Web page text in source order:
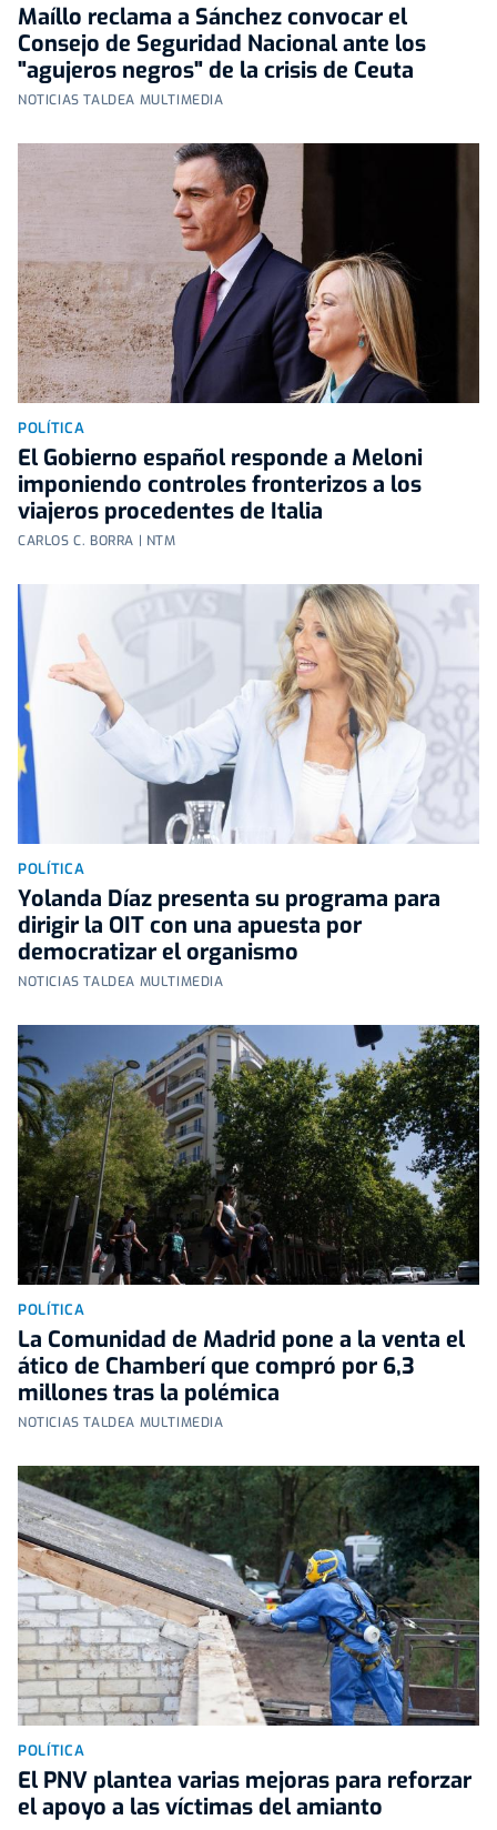
Maíllo reclama a Sánchez convocar el
Consejo de Seguridad Nacional ante los
"agujeros negros" de la crisis de Ceuta
NOTICIAS TALDEA MULTIMEDIA
POLÍTICA
El Gobierno español responde a Meloni
imponiendo controles fronterizos a los
viajeros procedentes de Italia
CARLOS C. BORRA | NTM
POLÍTICA
Yolanda Díaz presenta su programa para
dirigir la OIT con una apuesta por
democratizar el organismo
NOTICIAS TALDEA MULTIMEDIA
POLÍTICA
La Comunidad de Madrid pone a la venta el
ático de Chamberí que compró por 6,3
millones tras la polémica
NOTICIAS TALDEA MULTIMEDIA
POLÍTICA
El PNV plantea varias mejoras para reforzar
el apoyo a las víctimas del amianto